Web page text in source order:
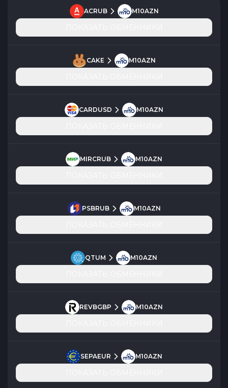
ACRUB M10AZN
CAKE M10AZN
CARDUSD M10AZN
MIRCRUB M10AZN
PSBRUB M10AZN
QTUM M10AZN
REVBGBP M10AZN
SEPAEUR M10AZN